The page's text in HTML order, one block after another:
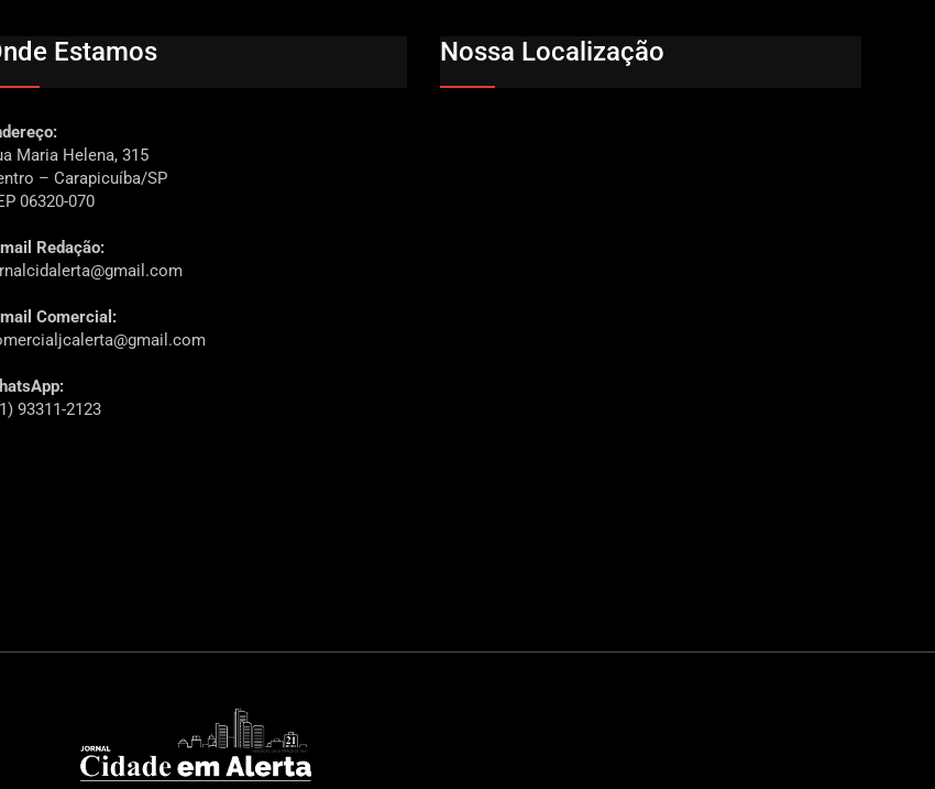
Estamos
Maria Helena, 315
– Carapicuíba/SP
06320-070
Redação:
Comercial:
93311-2123
Nossa Localização